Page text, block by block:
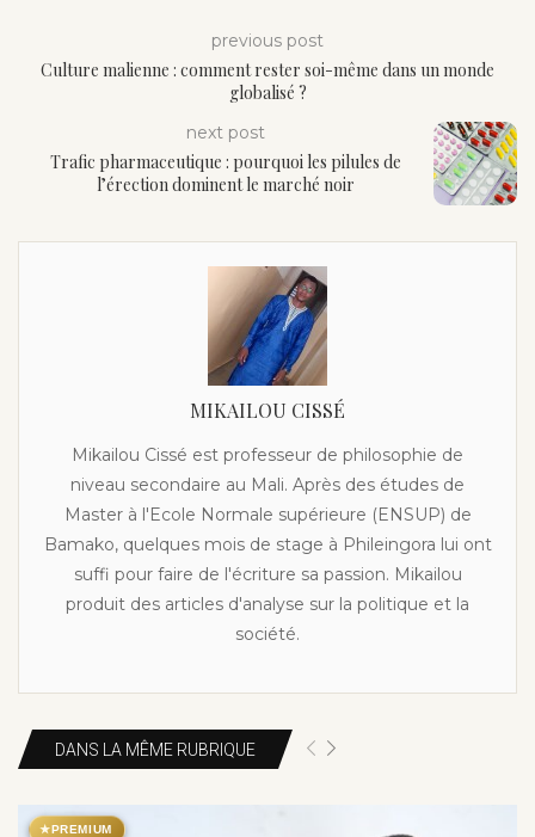
previous post
Culture malienne : comment rester soi-même dans un monde
globalisé ?
next post
Trafic pharmaceutique : pourquoi les pilules de
l’érection dominent le marché noir
MIKAILOU CISSÉ
Mikailou Cissé est professeur de philosophie de
niveau secondaire au Mali. Après des études de
Master à l'Ecole Normale supérieure (ENSUP) de
Bamako, quelques mois de stage à Phileingora lui ont
suffi pour faire de l'écriture sa passion. Mikailou
produit des articles d'analyse sur la politique et la
société.
DANS LA MÊME RUBRIQUE
★PREMIUM